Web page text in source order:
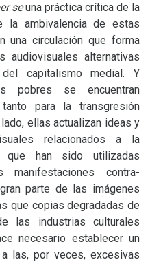
seuna práctica crítica de la
la ambivalencia de estas
una circulación que forma
audiovisuales alternativas
capitalismo medial. Y
pobres se encuentran
para la transgresión
ellas actualizan ideas y
relacionados a la
que han sido utilizadas
manifestaciones contra-
parte de las imágenes
que copias degradadas de
las industrias culturales
necesario establecer un
las, por veces, excesivas